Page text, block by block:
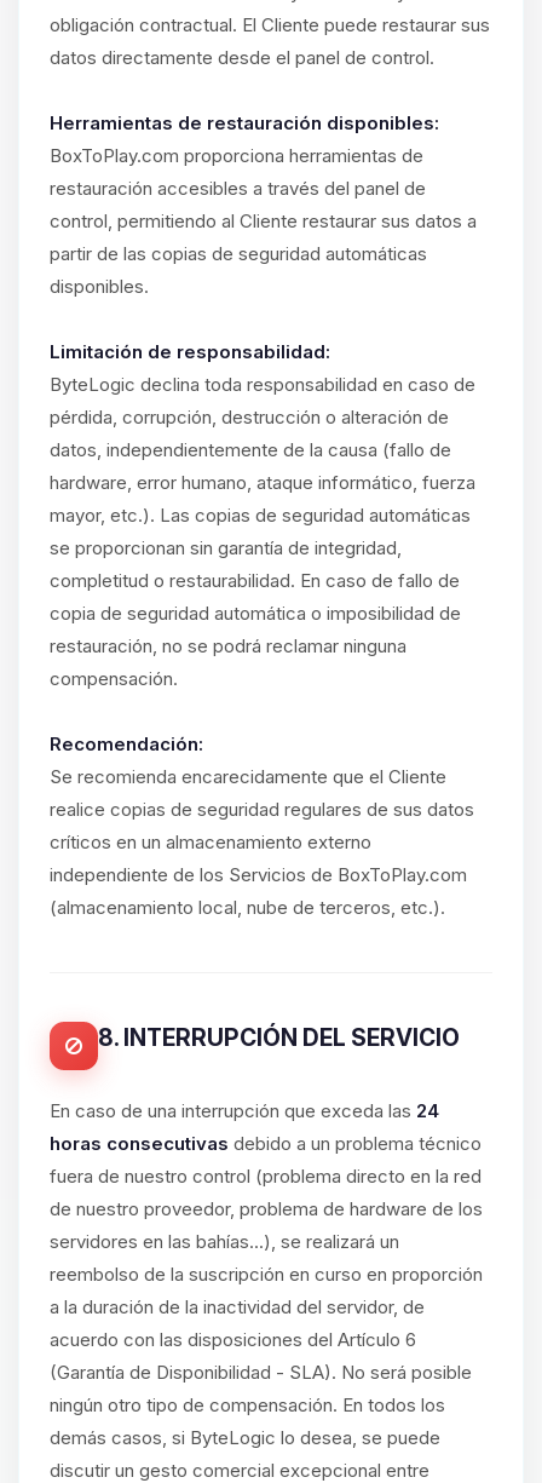
obligación contractual. El Cliente puede restaurar sus
datos directamente desde el panel de control.
Herramientas de restauración disponibles:
BoxToPlay.com proporciona herramientas de
restauración accesibles a través del panel de
control, permitiendo al Cliente restaurar sus datos a
partir de las copias de seguridad automáticas
disponibles.
Limitación de responsabilidad:
ByteLogic declina toda responsabilidad en caso de
pérdida, corrupción, destrucción o alteración de
datos, independientemente de la causa (fallo de
hardware, error humano, ataque informático, fuerza
mayor, etc.). Las copias de seguridad automáticas
se proporcionan sin garantía de integridad,
completitud o restaurabilidad. En caso de fallo de
copia de seguridad automática o imposibilidad de
restauración, no se podrá reclamar ninguna
compensación.
Recomendación:
Se recomienda encarecidamente que el Cliente
realice copias de seguridad regulares de sus datos
críticos en un almacenamiento externo
independiente de los Servicios de BoxToPlay.com
(almacenamiento local, nube de terceros, etc.).
8. INTERRUPCIÓN DEL SERVICIO
En caso de una interrupción que exceda las 24
horas consecutivas debido a un problema técnico
fuera de nuestro control (problema directo en la red
de nuestro proveedor, problema de hardware de los
servidores en las bahías...), se realizará un
reembolso de la suscripción en curso en proporción
a la duración de la inactividad del servidor, de
acuerdo con las disposiciones del Artículo 6
(Garantía de Disponibilidad - SLA). No será posible
ningún otro tipo de compensación. En todos los
demás casos, si ByteLogic lo desea, se puede
discutir un gesto comercial excepcional entre